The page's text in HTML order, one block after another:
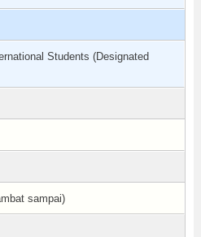
Students (Designated
sampai)